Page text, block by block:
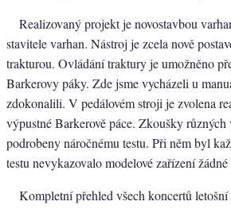
Realizovaný projekt je novostavbou
stavitele varhan. Nástroj je zcela nově
trakturou. Ovládání traktury je umožněno
Barkerovy páky. Zde jsme vycházeli u
zdokonalili. V pedálovém stroji je zvolena
výpustné Barkerově páce. Zkoušky
podrobeny náročnému testu. Při něm byl
testu nevykazovalo modelové zařízení
Kompletní přehled všech koncertů